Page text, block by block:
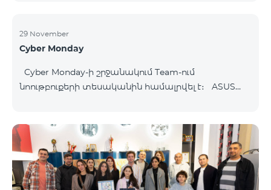
29 November
Cyber Monday
Cyber Monday-ի շրջանակում Team-ում
նոութբուքերի տեսականին համալրվել է։ ASUS
֏ ASUS X1504V - 264 000 ֏ | ամսական սկսած՝ 5
500 ֏ ASUS E1504G - 175 000 ֏ | ամսական սկսած՝
3 645 ֏ Lenovo IdeaPad 1 14 - 99 900 ֏ | ամսական
սկսած՝ 2 090 ֏ Lenovo IdeaPad 3 15IAU7 - 179 000 ֏